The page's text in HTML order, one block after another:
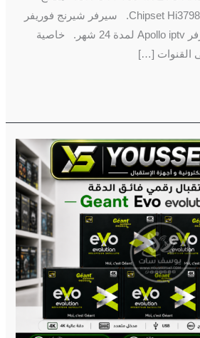
الجهاز قوي جدا Chipset Hi3798MV200. سيرفر شيرنج فوريفر
برو لمدة 24 شهر. سيرفر Apollo iptv لمدة 24 شهر. خاصية
القنوات […]